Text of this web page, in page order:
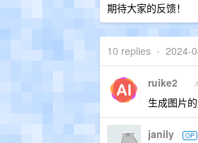
期待大家的反馈！
10 replies • 2024-
ruike2
生成图片
janily OP